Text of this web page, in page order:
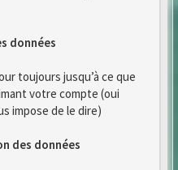
données
toujours jusqu’à ce que
votre compte (oui
impose de le dire)
des données